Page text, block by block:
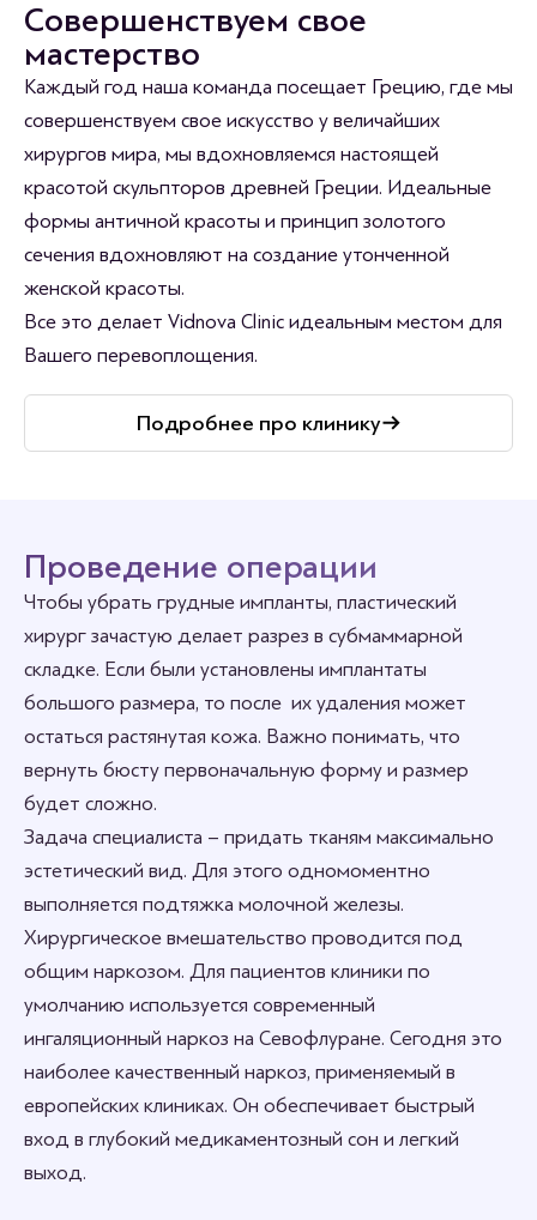
Совершенствуем свое
мастерство
Каждый год наша команда посещает Грецию, где мы
совершенствуем свое искусство у величайших
хирургов мира, мы вдохновляемся настоящей
красотой скульпторов древней Греции. Идеальные
формы античной красоты и принцип золотого
сечения вдохновляют на создание утонченной
женской красоты.
Все это делает Vidnova Clinic идеальным местом для
Вашего перевоплощения.
Подробнее про клинику
Проведение операции
Чтобы убрать грудные импланты, пластический
хирург зачастую делает разрез в субмаммарной
складке. Если были установлены имплантаты
большого размера, то после их удаления может
остаться растянутая кожа. Важно понимать, что
вернуть бюсту первоначальную форму и размер
будет сложно.
Задача специалиста – придать тканям максимально
эстетический вид. Для этого одномоментно
выполняется подтяжка молочной железы.
Хирургическое вмешательство проводится под
общим наркозом. Для пациентов клиники по
умолчанию используется современный
ингаляционный наркоз на Севофлуране. Сегодня это
наиболее качественный наркоз, применяемый в
европейских клиниках. Он обеспечивает быстрый
вход в глубокий медикаментозный сон и легкий
выход.